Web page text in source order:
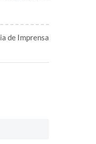
de Imprensa